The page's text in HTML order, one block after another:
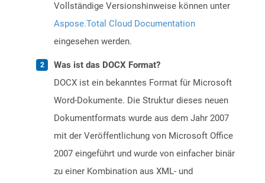
Vollständige Versionshinweise können unter
Aspose.Total Cloud Documentation
eingesehen werden.
Was ist das DOCX Format?
DOCX ist ein bekanntes Format für Microsoft
Word-Dokumente. Die Struktur dieses neuen
Dokumentformats wurde aus dem Jahr 2007
mit der Veröffentlichung von Microsoft Office
2007 eingeführt und wurde von einfacher binär
zu einer Kombination aus XML- und